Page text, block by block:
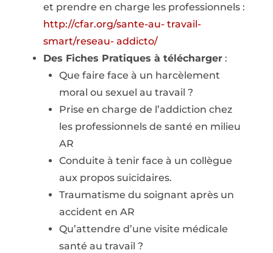
et prendre en charge les professionnels :
http://cfar.org/sante-au- travail-
smart/reseau- addicto/
Des Fiches Pratiques à télécharger:
Que faire face à un harcèlement
moral ou sexuel au travail ?
Prise en charge de l’addiction chez
les professionnels de santé en milieu
AR
Conduite à tenir face à un collègue
aux propos suicidaires.
Traumatisme du soignant après un
accident en AR
Qu’attendre d’une visite médicale
santé au travail ?